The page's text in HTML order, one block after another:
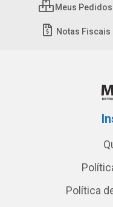
Meus Pedidos
Notas Fiscais
Política